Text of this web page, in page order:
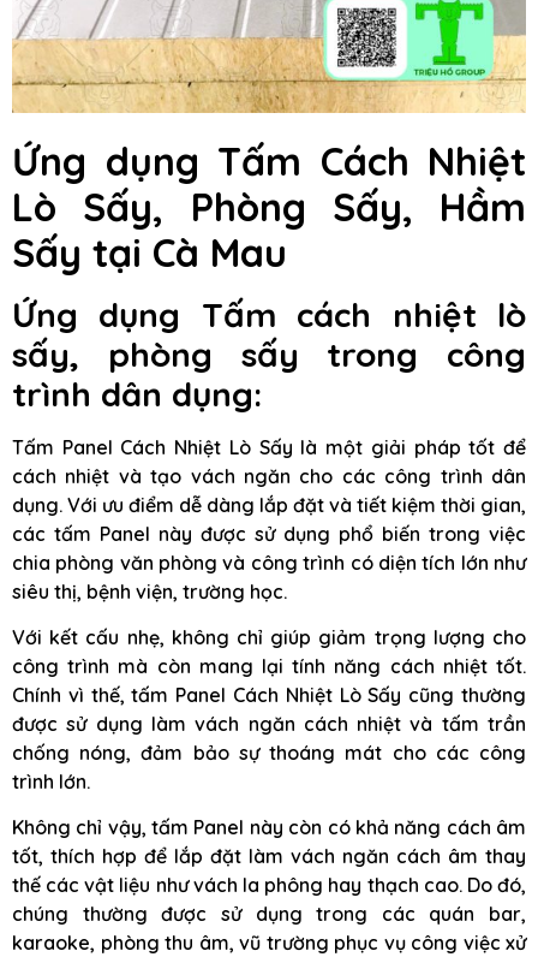
Ứng dụng Tấm Cách Nhiệt
Lò Sấy, Phòng Sấy, Hầm
Sấy tại Cà Mau
Ứng dụng Tấm cách nhiệt lò
sấy, phòng sấy trong công
trình dân dụng:
Tấm Panel Cách Nhiệt Lò Sấy là một giải pháp tốt để
cách nhiệt và tạo vách ngăn cho các công trình dân
dụng. Với ưu điểm dễ dàng lắp đặt và tiết kiệm thời gian,
các tấm Panel này được sử dụng phổ biến trong việc
chia phòng văn phòng và công trình có diện tích lớn như
siêu thị, bệnh viện, trường học.
Với kết cấu nhẹ, không chỉ giúp giảm trọng lượng cho
công trình mà còn mang lại tính năng cách nhiệt tốt.
Chính vì thế, tấm Panel Cách Nhiệt Lò Sấy cũng thường
được sử dụng làm vách ngăn cách nhiệt và tấm trần
chống nóng, đảm bảo sự thoáng mát cho các công
trình lớn.
Không chỉ vậy, tấm Panel này còn có khả năng cách âm
tốt, thích hợp để lắp đặt làm vách ngăn cách âm thay
thế các vật liệu như vách la phông hay thạch cao. Do đó,
chúng thường được sử dụng trong các quán bar,
karaoke, phòng thu âm, vũ trường phục vụ công việc xử